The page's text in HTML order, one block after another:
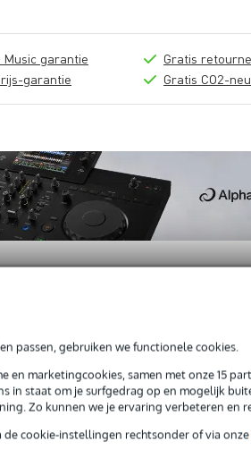
passen, gebruiken we functionele cookies.
marketingcookies, samen met onze 15
in staat om je surfgedrag op en mogelijk
Zo kunnen we je ervaring verbeteren en
cookie-instellingen rechtsonder of via onze
garantie
garantie
Gratis
Gratis CO2-